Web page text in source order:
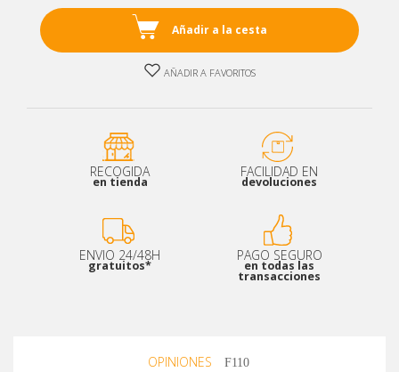
Añadir a la cesta
AÑADIR A FAVORITOS
RECOGIDA
en tienda
FACILIDAD EN
devoluciones
ENVIO 24/48H
gratuitos*
PAGO SEGURO
en todas las
transacciones
OPINIONES